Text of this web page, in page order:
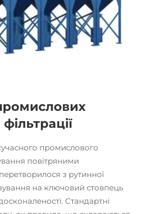
промислового
повітряними
з рутинної
на ключовий стовпець
Стандартні